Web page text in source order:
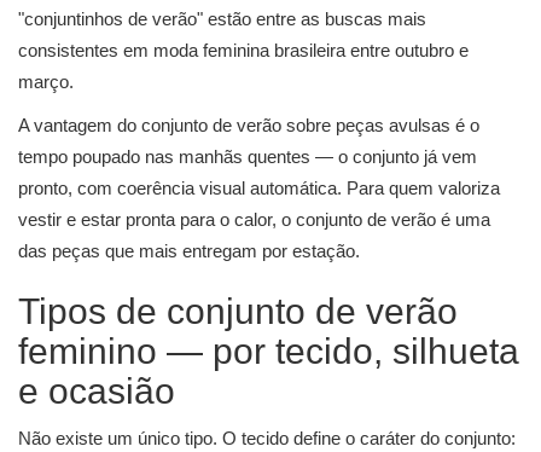
"conjuntinhos de verão" estão entre as buscas mais
consistentes em moda feminina brasileira entre outubro e
março.
A vantagem do conjunto de verão sobre peças avulsas é o
tempo poupado nas manhãs quentes — o conjunto já vem
pronto, com coerência visual automática. Para quem valoriza
vestir e estar pronta para o calor, o conjunto de verão é uma
das peças que mais entregam por estação.
Tipos de conjunto de verão
feminino — por tecido, silhueta
e ocasião
Não existe um único tipo. O tecido define o caráter do conjunto: